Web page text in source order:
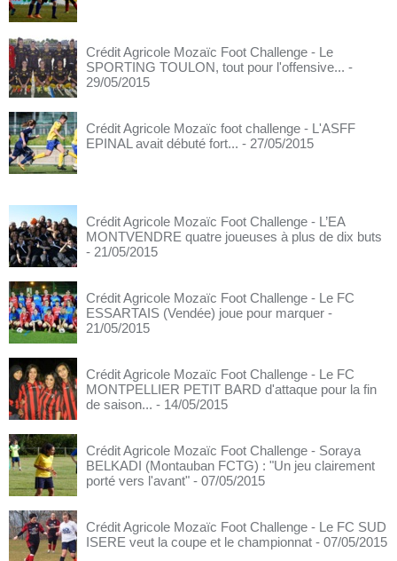
Crédit Agricole Mozaïc Foot Challenge - Le
SPORTING TOULON, tout pour l'offensive... -
29/05/2015
Crédit Agricole Mozaïc foot challenge - L'ASFF
EPINAL avait débuté fort... - 27/05/2015
Crédit Agricole Mozaïc Foot Challenge - L’EA
MONTVENDRE quatre joueuses à plus de dix buts
- 21/05/2015
Crédit Agricole Mozaïc Foot Challenge - Le FC
ESSARTAIS (Vendée) joue pour marquer -
21/05/2015
Crédit Agricole Mozaïc Foot Challenge - Le FC
MONTPELLIER PETIT BARD d'attaque pour la fin
de saison... - 14/05/2015
Crédit Agricole Mozaïc Foot Challenge - Soraya
BELKADI (Montauban FCTG) : "Un jeu clairement
porté vers l'avant" - 07/05/2015
Crédit Agricole Mozaïc Foot Challenge - Le FC SUD
ISERE veut la coupe et le championnat - 07/05/2015